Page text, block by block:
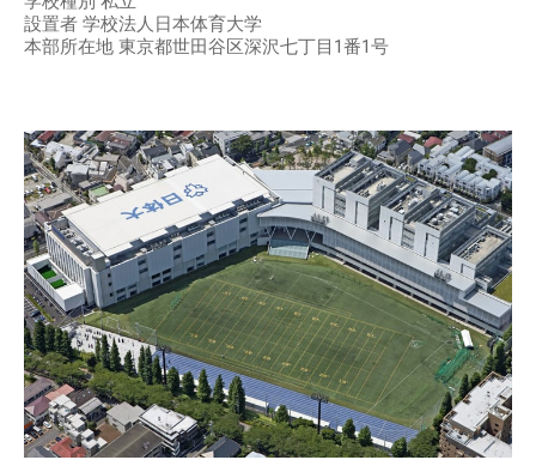
設置者 学校法人日本体育大学
本部所在地 東京都世田谷区深沢七丁目1番1号